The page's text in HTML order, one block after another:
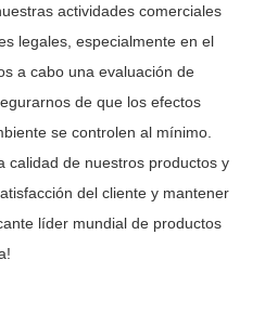
actividades comerciales
legales, especialmente en el
a cabo una evaluación de
de que los efectos
se controlen al mínimo.
calidad de nuestros productos y
del cliente y mantener
líder mundial de productos